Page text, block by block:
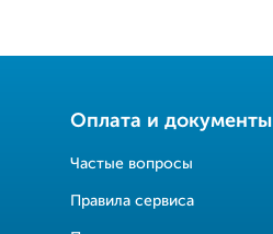
Оплата и документы
Частые вопросы
Правила сервиса